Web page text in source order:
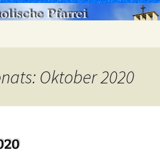
Oktober 2020